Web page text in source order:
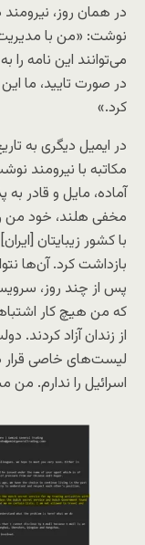
در همان روز، نیرومند
نوشت: «من با
می‌توانند این نامه را
در صورت تایید، ما
کرد.»
مکاتبه با نیرومند
آماده، مایل و
با کشور زیبایتان
بازداشت کرد. آن‌ها
پس از چند روز،
که من هیچ کار
از زندان آزاد کردند.
لیست‌های خاصی قرار
اسرائیل را ندارم. من